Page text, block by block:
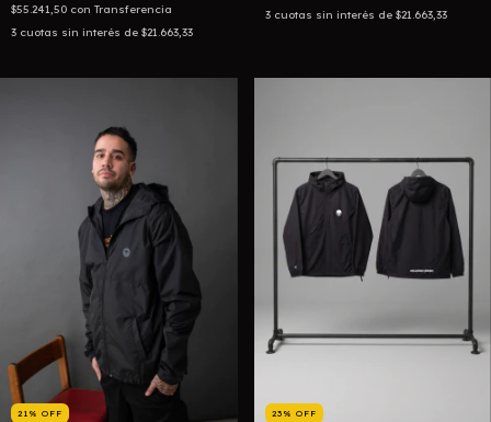
$55.241,50 con Transferencia
3 cuotas sin interés de $21.663,33
3 cuotas sin interés de $21.663,33
21 % OFF 23 % OFF